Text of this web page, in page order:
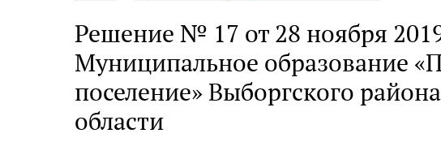
Решение № 17 от 28 ноября
Муниципальное образование
поселение» Выборгского
области